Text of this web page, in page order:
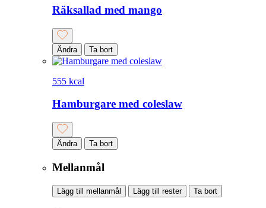
Räksallad med mango
Ändra Ta bort
555 kcal
Hamburgare med coleslaw
Ändra Ta bort
Mellanmål
Lägg till mellanmål Lägg till rester Ta bort